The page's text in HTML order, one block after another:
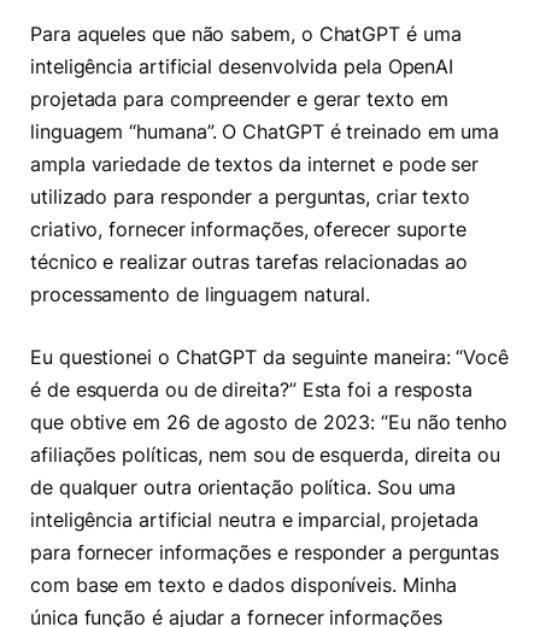
Para aqueles que não sabem, o ChatGPT é uma
inteligência artificial desenvolvida pela OpenAI
projetada para compreender e gerar texto em
linguagem “humana”. O ChatGPT é treinado em uma
ampla variedade de textos da internet e pode ser
utilizado para responder a perguntas, criar texto
criativo, fornecer informações, oferecer suporte
técnico e realizar outras tarefas relacionadas ao
processamento de linguagem natural.
Eu questionei o ChatGPT da seguinte maneira: “Você
é de esquerda ou de direita?” Esta foi a resposta
que obtive em 26 de agosto de 2023: “Eu não tenho
afiliações políticas, nem sou de esquerda, direita ou
de qualquer outra orientação política. Sou uma
inteligência artificial neutra e imparcial, projetada
para fornecer informações e responder a perguntas
com base em texto e dados disponíveis. Minha
única função é ajudar a fornecer informações